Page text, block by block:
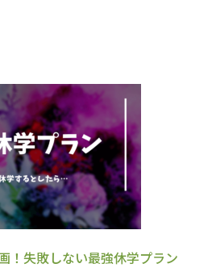
！失敗しない最強休学プラン